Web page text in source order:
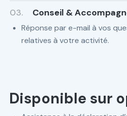
03. Conseil &
Réponse par e-mail à vos
relatives à votre activité.
Disponible sur